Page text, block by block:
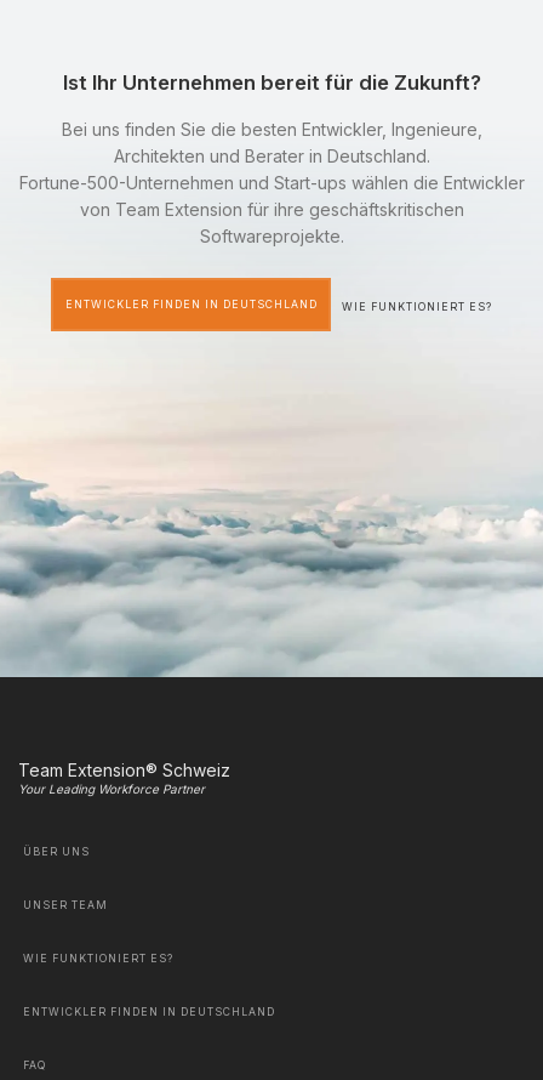
Ist Ihr Unternehmen bereit für die Zukunft?
Bei uns finden Sie die besten Entwickler, Ingenieure,
Architekten und Berater in Deutschland.
Fortune-500-Unternehmen und Start-ups wählen die Entwickler
von Team Extension für ihre geschäftskritischen
Softwareprojekte.
ENTWICKLER FINDEN IN DEUTSCHLAND WIE FUNKTIONIERT ES?
Team Extension® Schweiz
Your Leading Workforce Partner
ÜBER UNS
UNSER TEAM
WIE FUNKTIONIERT ES?
ENTWICKLER FINDEN IN DEUTSCHLAND
FAQ